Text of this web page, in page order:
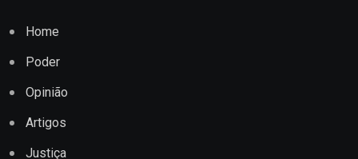
Home
Poder
Opinião
Artigos
Justiça